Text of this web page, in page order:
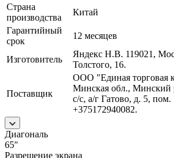
Страна
производства
Китай
Гарантийный
срок
12 месяцев
Изготовитель
Яндекс Н.В. 119021,
Толстого, 16.
Поставщик
ООО "Единая торговая
Минская обл., Минский
с/с, а/г Гатово, д. 5, пом.
+375172940082.
Диагональ
65"
Разрешение экрана